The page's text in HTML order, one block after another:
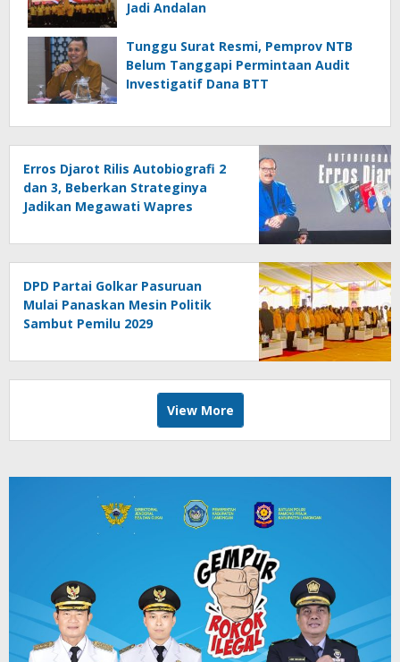
Jadi Andalan
Tunggu Surat Resmi, Pemprov NTB
Belum Tanggapi Permintaan Audit
Investigatif Dana BTT
Erros Djarot Rilis Autobiografi 2
dan 3, Beberkan Strateginya
Jadikan Megawati Wapres
DPD Partai Golkar Pasuruan
Mulai Panaskan Mesin Politik
Sambut Pemilu 2029
View More